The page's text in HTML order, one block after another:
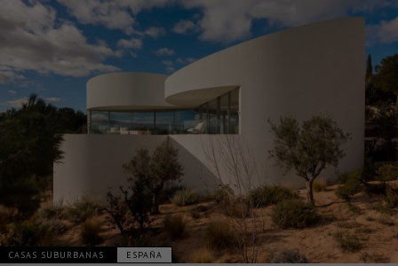
CASAS SUBURBANAS ESPAÑA